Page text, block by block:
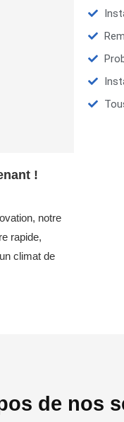
!
notre
rapide,
climat de
de nos